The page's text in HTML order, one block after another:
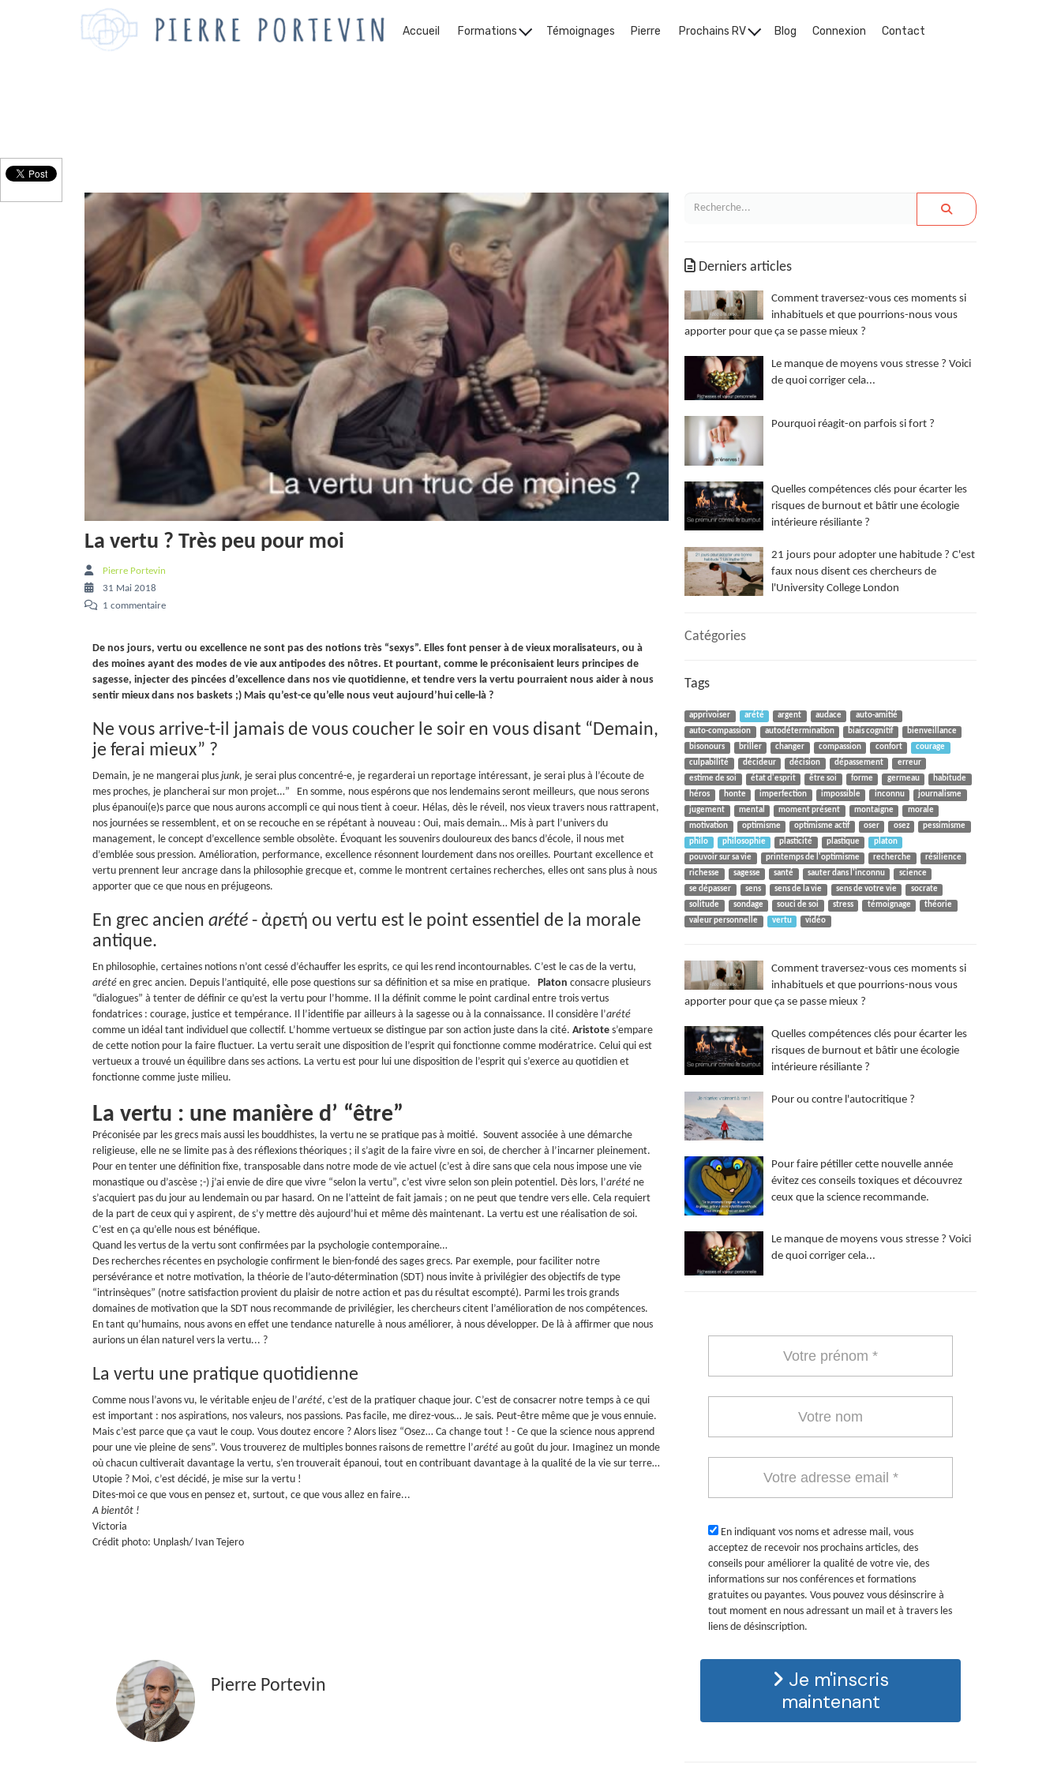
Accueil Formations Témoignages Pierre Prochains RV Blog Connexion Contact
La vertu ? Très peu pour moi
Pierre Portevin
31 Mai 2018
1 commentaire
De nos jours, vertu ou excellence ne sont pas des notions très “sexys”. Elles font penser à de vieux moralisateurs, ou à
des moines ayant des modes de vie aux antipodes des nôtres. Et pourtant, comme le préconisaient leurs principes de
sagesse, injecter des pincées d’excellence dans nos vie quotidienne, et tendre vers la vertu pourraient nous aider à nous
sentir mieux dans nos baskets ;) Mais qu’est-ce qu’elle nous veut aujourd’hui celle-là ?
Ne vous arrive-t-il jamais de vous coucher le soir en vous disant “Demain,
je ferai mieux” ?
Demain, je ne mangerai plus junk, je serai plus concentré-e, je regarderai un reportage intéressant, je serai plus à l’écoute de
mes proches, je plancherai sur mon projet…”
En somme, nous espérons que nos lendemains seront meilleurs, que nous serons
plus épanoui(e)s parce que nous aurons accompli ce qui nous tient à coeur. Hélas, dès le réveil, nos vieux travers nous rattrapent,
nos journées se ressemblent, et on se recouche en se répétant à nouveau : Oui, mais demain… Mis à part l’univers du
management, le concept d’excellence semble obsolète. Évoquant les souvenirs douloureux des bancs d’école, il nous met
d’emblée sous pression. Amélioration, performance, excellence résonnent lourdement dans nos oreilles. Pourtant excellence et
vertu prennent leur ancrage dans la philosophie grecque et, comme le montrent certaines recherches, elles ont sans plus à nous
apporter que ce que nous en préjugeons.
En grec ancien arété - ἀρετή ou vertu est le point essentiel de la morale
antique.
En philosophie, certaines notions n’ont cessé d’échauffer les esprits, ce qui les rend incontournables. C’est le cas de la vertu,
arété en grec ancien. Depuis l’antiquité, elle pose questions sur sa définition et sa mise en pratique. Platon consacre plusieurs
“dialogues” à tenter de définir ce qu’est la vertu pour l’homme. Il la définit comme le point cardinal entre trois vertus
fondatrices : courage, justice et tempérance. Il l’identifie par ailleurs à la sagesse ou à la connaissance. Il considère l’arété
comme un idéal tant individuel que collectif. L’homme vertueux se distingue par son action juste dans la cité. Aristote s’empare
de cette notion pour la faire fluctuer. La vertu serait une disposition de l’esprit qui fonctionne comme modératrice. Celui qui est
vertueux a trouvé un équilibre dans ses actions. La vertu est pour lui une disposition de l’esprit qui s’exerce au quotidien et
fonctionne comme juste milieu.
La vertu : une manière d’ “être”
Préconisée par les grecs mais aussi les bouddhistes, la vertu ne se pratique pas à moitié. Souvent associée à une démarche
religieuse, elle ne se limite pas à des réflexions théoriques ; il s’agit de la faire vivre en soi, de chercher à l’incarner pleinement.
Pour en tenter une définition fixe, transposable dans notre mode de vie actuel (c’est à dire sans que cela nous impose une vie
monastique ou d’ascèse ;-) j’ai envie de dire que vivre “selon la vertu”, c’est vivre selon son plein potentiel. Dès lors, l’arété ne
s’acquiert pas du jour au lendemain ou par hasard. On ne l’atteint de fait jamais ; on ne peut que tendre vers elle. Cela requiert
de la part de ceux qui y aspirent, de s’y mettre dès aujourd’hui et même dès maintenant. La vertu est une réalisation de soi.
C’est en ça qu’elle nous est bénéfique.
Quand les vertus de la vertu sont confirmées par la psychologie contemporaine…
Des recherches récentes en psychologie confirment le bien-fondé des sages grecs. Par exemple, pour faciliter notre
persévérance et notre motivation, la théorie de l’auto-détermination (SDT) nous invite à privilégier des objectifs de type
“intrinsèques” (notre satisfaction provient du plaisir de notre action et pas du résultat escompté). Parmi les trois grands
domaines de motivation que la SDT nous recommande de privilégier, les chercheurs citent l’amélioration de nos compétences.
En tant qu’humains, nous avons en effet une tendance naturelle à nous améliorer, à nous développer. De là à affirmer que nous
aurions un élan naturel vers la vertu... ?
La vertu une pratique quotidienne
Comme nous l’avons vu, le véritable enjeu de l’arété, c’est de la pratiquer chaque jour. C’est de consacrer notre temps à ce qui
est important : nos aspirations, nos valeurs, nos passions. Pas facile, me direz-vous… Je sais. Peut-être même que je vous ennuie.
Mais c’est parce que ça vaut le coup. Vous doutez encore ? Alors lisez “Osez… Ca change tout ! - Ce que la science nous apprend
pour une vie pleine de sens”. Vous trouverez de multiples bonnes raisons de remettre l’arété au goût du jour. Imaginez un monde
où chacun cultiverait davantage la vertu, s’en trouverait épanoui, tout en contribuant davantage à la qualité de la vie sur terre…
Utopie ? Moi, c’est décidé, je mise sur la vertu !
Dites-moi ce que vous en pensez et, surtout, ce que vous allez en faire...
A bientôt !
Victoria
Crédit photo: Unplash/ Ivan Tejero
Pierre Portevin
Derniers articles
Comment traversez-vous ces moments si
inhabituels et que pourrions-nous vous
apporter pour que ça se passe mieux ?
Le manque de moyens vous stresse ? Voici
de quoi corriger cela...
Pourquoi réagit-on parfois si fort ?
Quelles compétences clés pour écarter les
risques de burnout et bâtir une écologie
intérieure résiliante ?
21 jours pour adopter une habitude ? C'est
faux nous disent ces chercheurs de
l'University College London
Catégories
Tags
apprivoiser arété argent audace
auto-amitié
auto-compassion
autodétermination biais cognitif
bienveillance
bisonours
briller changer compassion confort
courage
culpabilité
décideur décision dépassement
erreur
estime de soi
état d'esprit être soi forme germeau
habitude
héros
honte imperfection impossible inconnu
journalisme
jugement
mental moment présent montaigne
morale
motivation
optimisme optimisme actif oser osez
pessimisme
philo
philosophie plasticité plastique
platon
pouvoir sur sa vie
printemps de l'optimisme recherche
résilience
richesse
sagesse santé sauter dans l'inconnu
science
se dépasser
sens sens de la vie sens de votre vie
socrate
solitude
sondage souci de soi stress témoignage
théorie
valeur personnelle
vertu vidéo
Comment traversez-vous ces moments si
inhabituels et que pourrions-nous vous
apporter pour que ça se passe mieux ?
Quelles compétences clés pour écarter les
risques de burnout et bâtir une écologie
intérieure résiliante ?
Pour ou contre l'autocritique ?
Pour faire pétiller cette nouvelle année
évitez ces conseils toxiques et découvrez
ceux que la science recommande.
Le manque de moyens vous stresse ? Voici
de quoi corriger cela...
En indiquant vos noms et adresse mail, vous
acceptez de recevoir nos prochains articles, des
conseils pour améliorer la qualité de votre vie, des
informations sur nos conférences et formations
gratuites ou payantes. Vous pouvez vous désinscrire à
tout moment en nous adressant un mail et à travers les
liens de désinscription.
Je m'inscris
maintenant